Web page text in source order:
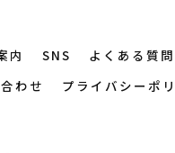
内 SNS よくある質問
わせ プライバシーポ